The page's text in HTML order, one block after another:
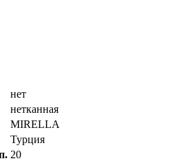
нет
нетканная
MIRELLA
Турция
20